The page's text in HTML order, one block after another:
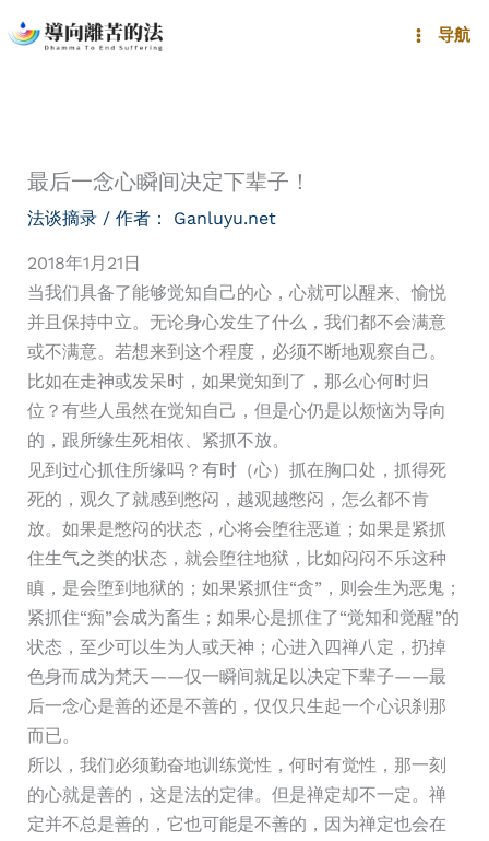
至
导航
最后一念心瞬间决定下辈子！
法谈摘录/ 作者： Ganluyu.net
2018年1月21日
当我们具备了能够觉知自己的心，心就可以醒来、愉悦
并且保持中立。无论身心发生了什么，我们都不会满意
或不满意。若想来到这个程度，必须不断地观察自己。
比如在走神或发呆时，如果觉知到了，那么心何时归
位？有些人虽然在觉知自己，但是心仍是以烦恼为导向
的，跟所缘生死相依、紧抓不放。
见到过心抓住所缘吗？有时（心）抓在胸口处，抓得死
死的，观久了就感到憋闷，越观越憋闷，怎么都不肯
放。如果是憋闷的状态，心将会堕往恶道；如果是紧抓
住生气之类的状态，就会堕往地狱，比如闷闷不乐这种
瞋，是会堕到地狱的；如果紧抓住“贪”，则会生为恶鬼；
紧抓住“痴”会成为畜生；如果心是抓住了“觉知和觉醒”的
状态，至少可以生为人或天神；心进入四禅八定，扔掉
色身而成为梵天——仅一瞬间就足以决定下辈子——最
后一念心是善的还是不善的，仅仅只生起一个心识刹那
而已。
所以，我们必须勤奋地训练觉性，何时有觉性，那一刻
的心就是善的，这是法的定律。但是禅定却不一定。禅
定并不总是善的，它也可能是不善的，因为禅定也会在